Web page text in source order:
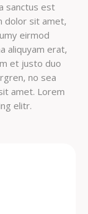
sanctus est
dolor sit amet,
eirmod
aliquyam erat,
et justo duo
no sea
amet. Lorem
elitr.